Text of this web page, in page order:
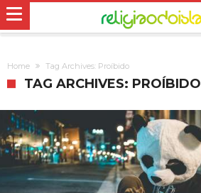
Home Tag Archives: Proíbido
TAG ARCHIVES: PROÍBIDO